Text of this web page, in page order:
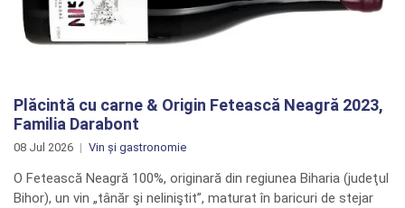
Plăcintă cu carne & Origin Fetească Neagră 2023,
Familia Darabont
08 Jul 2026 Vin și gastronomie
O Fetească Neagră 100%, originară din regiunea Biharia (judeţul
Bihor), un vin „tânăr şi neliniştit”, maturat în baricuri de stejar